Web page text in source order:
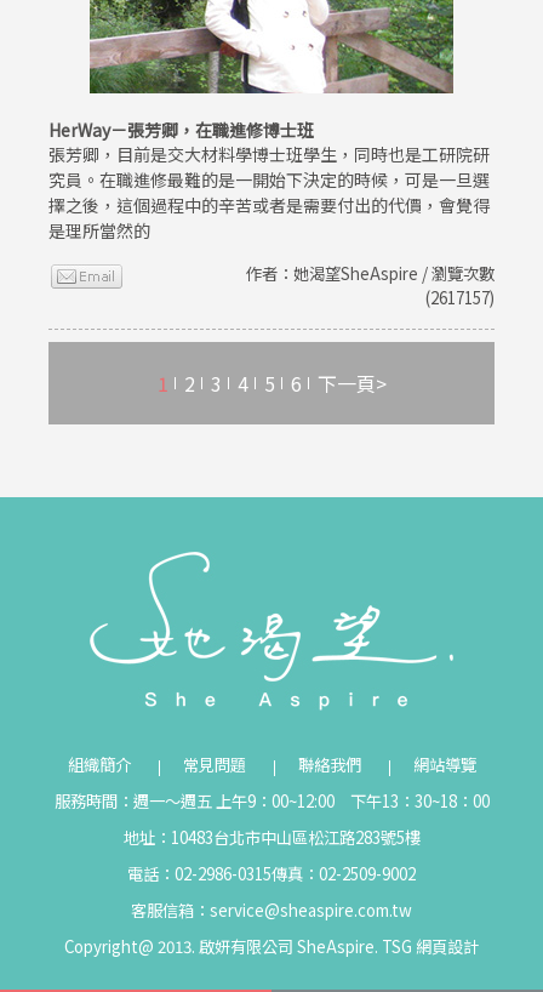
HerWay－張芳卿，在職進修博士班
張芳卿，目前是交大材料學博士班學生，同時也是工研院研
究員。在職進修最難的是一開始下決定的時候，可是一旦選
擇之後，這個過程中的辛苦或者是需要付出的代價，會覺得
是理所當然的
作者：她渴望SheAspire / 瀏覽次數
(2617157)
1 2 3 4 5 6 下一頁>
組織簡介 常見問題 聯絡我們
網站導覽
服務時間：週一～週五 上午9：00~12:00 下午13：30~18：00
地址：10483台北市中山區松江路283號5樓
電話：02-2986-0315傳真：02-2509-9002
客服信箱： service@sheaspire.com.tw
Copyright@ 2013. 啟妍有限公司 SheAspire. TSG 網頁設計